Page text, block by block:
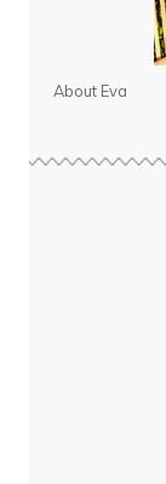
About Eva